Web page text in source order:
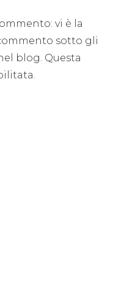
vi è la
sotto gli
blog. Questa